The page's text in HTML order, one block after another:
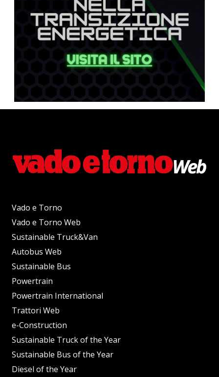
Vado e Torno
Vado e Torno Web
Sustainable Truck&Van
Autobus Web
Sustainable Bus
Powertrain
Powertrain International
Trattori Web
e-Construction
Sustainable Truck of the Year
Sustainable Bus of the Year
Diesel of the Year